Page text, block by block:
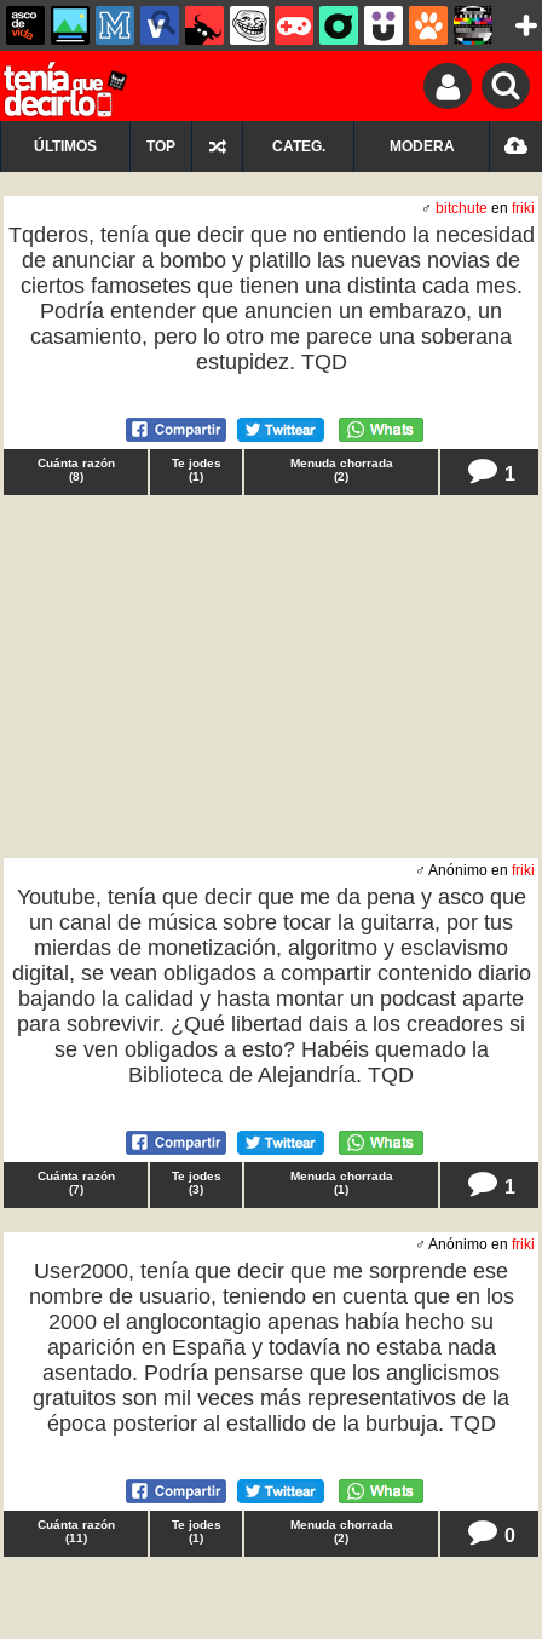
ÚLTIMOS TOP CATEG. MODERA
♂ bitchute en friki
Tqderos, tenía que decir que no entiendo la necesidad
de anunciar a bombo y platillo las nuevas novias de
ciertos famosetes que tienen una distinta cada mes.
Podría entender que anuncien un embarazo, un
casamiento, pero lo otro me parece una soberana
estupidez. TQD
Cuánta razón
(8)
Te jodes
(1)
Menuda chorrada
(2) 1
♂ Anónimo en friki
Youtube, tenía que decir que me da pena y asco que
un canal de música sobre tocar la guitarra, por tus
mierdas de monetización, algoritmo y esclavismo
digital, se vean obligados a compartir contenido diario
bajando la calidad y hasta montar un podcast aparte
para sobrevivir. ¿Qué libertad dais a los creadores si
se ven obligados a esto? Habéis quemado la
Biblioteca de Alejandría. TQD
Cuánta razón
(7)
Te jodes
(3)
Menuda chorrada
(1) 1
♂ Anónimo en friki
User2000, tenía que decir que me sorprende ese
nombre de usuario, teniendo en cuenta que en los
2000 el anglocontagio apenas había hecho su
aparición en España y todavía no estaba nada
asentado. Podría pensarse que los anglicismos
gratuitos son mil veces más representativos de la
época posterior al estallido de la burbuja. TQD
Cuánta razón
(11)
Te jodes
(1)
Menuda chorrada
(2) 0